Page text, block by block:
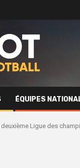
ÉQUIPES
deuxième Ligue des